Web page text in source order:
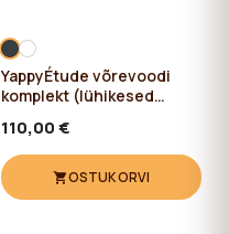
YappyÉtude võrevoodi
komplekt (lühikesed
ANTHRACITE
110,00 €
OSTUKORVI